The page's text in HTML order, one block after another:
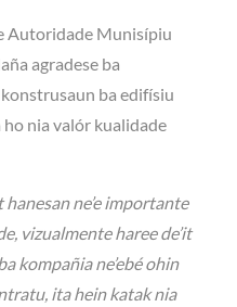
Autoridade Munisípiu
agradese ba
konstrusaun ba edifísiu
ho nia valór kualidade
ne’e importante
vizualmente haree de’it
kompañia ne’ebé ohin
ita hein katak nia